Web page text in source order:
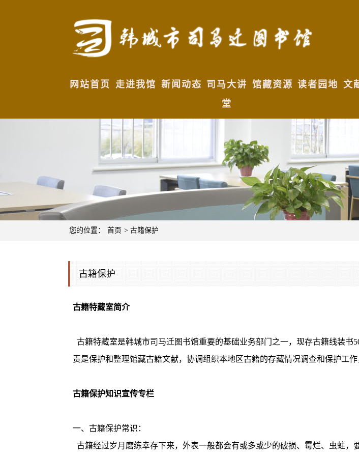
网站首页 走进我馆 新闻动态 司马大讲
堂
馆藏资源 读者园地 文
您的位置： 首页 >古籍保护
古籍保护
古籍特藏室简介
古籍特藏室是韩城市司马迁图书馆重要的基础业务部门之一，现存古籍线装书
责是保护和整理馆藏古籍文献，协调组织本地区古籍的存藏情况调查和保护工作
古籍保护知识宣传专栏
一、古籍保护常识：
古籍经过岁月磨练幸存下来，外表一般都会有或多或少的破损、霉烂、虫蛀，